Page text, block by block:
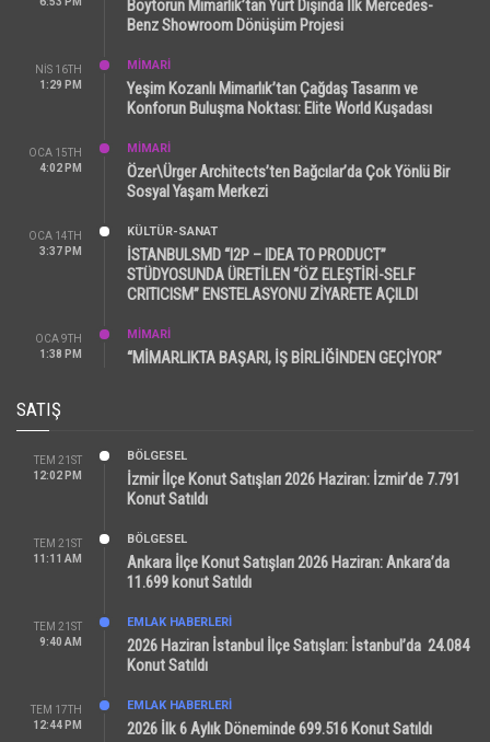
Boytorun Mimarlık’tan Yurt Dışında İlk Mercedes-
Benz Showroom Dönüşüm Projesi
NIS 16TH
1:29 PM
MİMARİ
Yeşim Kozanlı Mimarlık’tan Çağdaş Tasarım ve
Konforun Buluşma Noktası: Elite World Kuşadası
OCA 15TH
4:02 PM
MİMARİ
Özer\Ürger Architects’ten Bağcılar’da Çok Yönlü Bir
Sosyal Yaşam Merkezi
OCA 14TH
3:37 PM
KÜLTÜR-SANAT
İSTANBULSMD “I2P – IDEA TO PRODUCT”
STÜDYOSUNDA ÜRETİLEN “ÖZ ELEŞTİRİ-SELF
CRITICISM” ENSTELASYONU ZİYARETE AÇILDI
OCA 9TH
1:38 PM
MİMARİ
“MİMARLIKTA BAŞARI, İŞ BİRLİĞİNDEN GEÇİYOR”
SATIŞ
TEM 21ST
12:02 PM
BÖLGESEL
İzmir İlçe Konut Satışları 2026 Haziran: İzmir’de 7.791
Konut Satıldı
TEM 21ST
11:11 AM
BÖLGESEL
Ankara İlçe Konut Satışları 2026 Haziran: Ankara’da
11.699 konut Satıldı
TEM 21ST
9:40 AM
EMLAK HABERLERI
2026 Haziran İstanbul İlçe Satışları: İstanbul’da 24.084
Konut Satıldı
TEM 17TH
12:44 PM
EMLAK HABERLERI
2026 İlk 6 Aylık Döneminde 699.516 Konut Satıldı